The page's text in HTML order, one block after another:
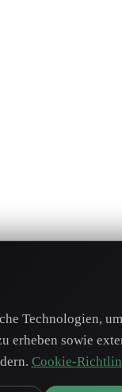
Technologien,
erheben sowie
Cookie-